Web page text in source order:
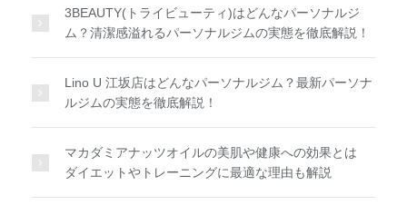
3BEAUTY(トライビューティ)はどんなパーソナルジ
ム？清潔感溢れるパーソナルジムの実態を徹底解説！
Lino U 江坂店はどんなパーソナルジム？最新パーソナ
ルジムの実態を徹底解説！
マカダミアナッツオイルの美肌や健康への効果とは
ダイエットやトレーニングに最適な理由も解説